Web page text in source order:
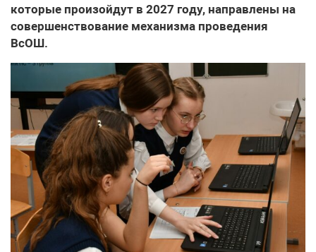
которые произойдут в 2027 году, направлены на
совершенствование механизма проведения
ВсОШ.